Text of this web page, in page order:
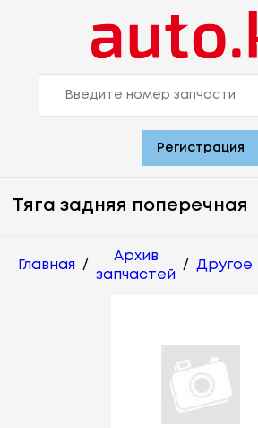
Регистрация
Тяга задняя поперечная
Главная /
Архив
запчастей
/ Другое